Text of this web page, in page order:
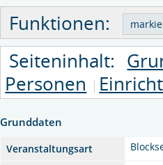
Funktionen:
Seiteninhalt:
Personen
Grunddaten
Veranstaltungsart